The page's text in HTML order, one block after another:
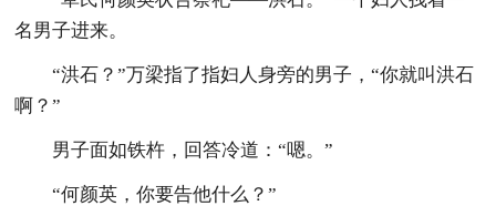
名男子进来。
“洪石？”万梁指了指妇人身旁的男子，“你就叫洪石
啊？”
男子面如铁杵，回答冷道：“嗯。”
“何颜英，你要告他什么？”